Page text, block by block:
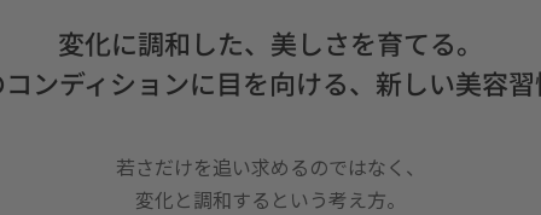
変化に調和した、美しさを育てる。
ンディションに目を向ける、新しい美容
若さだけを追い求めるのではなく、
変化と調和するという考え方。